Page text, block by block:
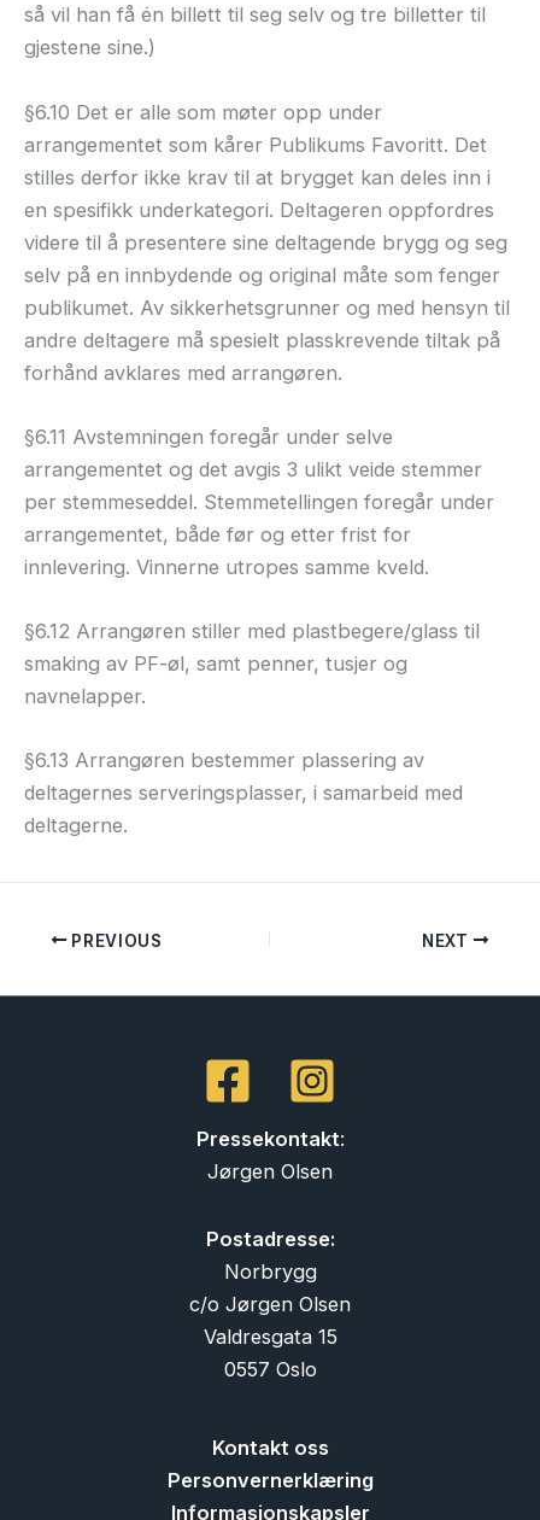
så vil han få én billett til seg selv og tre billetter til
gjestene sine.)
§6.10 Det er alle som møter opp under
arrangementet som kårer Publikums Favoritt. Det
stilles derfor ikke krav til at brygget kan deles inn i
en spesifikk underkategori. Deltageren oppfordres
videre til å presentere sine deltagende brygg og seg
selv på en innbydende og original måte som fenger
publikumet. Av sikkerhetsgrunner og med hensyn til
andre deltagere må spesielt plasskrevende tiltak på
forhånd avklares med arrangøren.
§6.11 Avstemningen foregår under selve
arrangementet og det avgis 3 ulikt veide stemmer
per stemmeseddel. Stemmetellingen foregår under
arrangementet, både før og etter frist for
innlevering. Vinnerne utropes samme kveld.
§6.12 Arrangøren stiller med plastbegere/glass til
smaking av PF-øl, samt penner, tusjer og
navnelapper.
§6.13 Arrangøren bestemmer plassering av
deltagernes serveringsplasser, i samarbeid med
deltagerne.
PREVIOUS NEXT
Pressekontakt:
Jørgen Olsen
Postadresse:
Norbrygg
c/o Jørgen Olsen
Valdresgata 15
0557 Oslo
Kontakt oss
Personvernerklæring
Informasjonskapsler